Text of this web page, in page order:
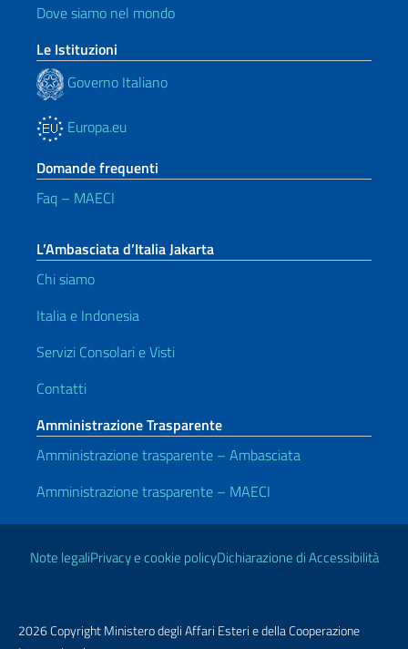
Dove siamo nel mondo
Le Istituzioni
Governo Italiano
Europa.eu
Domande frequenti
Faq – MAECI
L’Ambasciata d’Italia Jakarta
Chi siamo
Italia e Indonesia
Servizi Consolari e Visti
Contatti
Amministrazione Trasparente
Amministrazione trasparente – Ambasciata
Amministrazione trasparente – MAECI
Link Utili
Note legaliPrivacy e cookie policyDichiarazione di Accessibilità
2026 Copyright Ministero degli Affari Esteri e della Cooperazione